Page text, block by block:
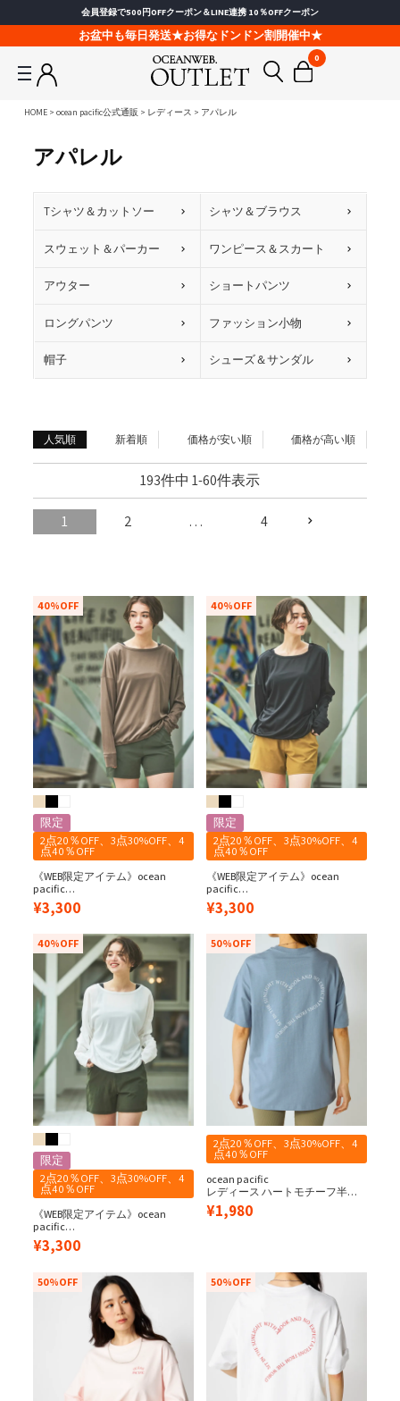
会員登録で500円OFFクーポン＆LINE連携 10％OFFクーポン
お盆中も毎日発送★お得なドンドン割開催中★
0
HOME ocean pacific公式通販 レディース アパレル
アパレル
Tシャツ＆カットソー シャツ＆ブラウス
スウェット＆パーカー ワンピース＆スカート
アウター ショートパンツ
ロングパンツ ファッション小物
帽子 シューズ＆サンダル
人気順 新着順 価格が安い順 価格が高い順
193件中 1-60件表示
1 2 … 4
限定
2点20％OFF、3点30%OFF、4
点40％OFF
《WEB限定アイテム》ocean
pacific
レディース ラッシュガード&ショ
ートパンツ 上下セット
40%OFF
¥3,300
限定
2点20％OFF、3点30%OFF、4
点40％OFF
《WEB限定アイテム》ocean
pacific
レディース ラッシュガード&ショ
ートパンツ 上下セット
40%OFF
¥3,300
限定
2点20％OFF、3点30%OFF、4
点40％OFF
《WEB限定アイテム》ocean
pacific
レディース ラッシュガード&ショ
ートパンツ 上下セット
40%OFF
¥3,300
2点20％OFF、3点30%OFF、4
点40％OFF
ocean pacific
レディース ハートモチーフ半袖T
シャツ
50%OFF
¥1,980
50%OFF 50%OFF